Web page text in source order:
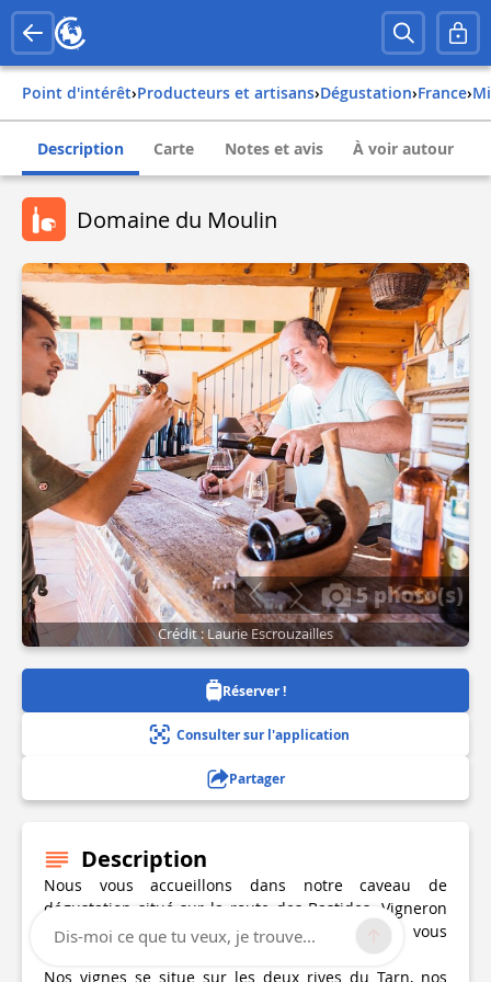
Point d'intérêt› Producteurs et artisans› Dégustation› france›
Description Carte Notes et avis À voir autour
Domaine du Moulin
5 photo(s)
Crédit : Laurie Escrouzailles
Réserver !
Consulter sur l'application
Partager
Description
Nous vous accueillons dans notre caveau de
dégustation situé sur la route des Bastides. Vigneron
indépendant depuis 6 générations nous vous
accueillons en passionné.
Nos vignes se situe sur les deux rives du Tarn, nos
Dis-moi ce que tu veux, je trouve...